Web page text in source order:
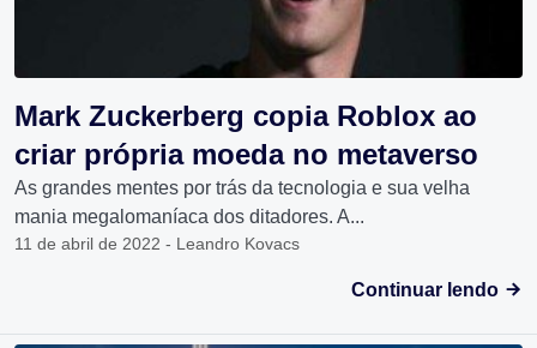
Mark Zuckerberg copia Roblox ao
criar própria moeda no metaverso
As grandes mentes por trás da tecnologia e sua velha
mania megalomaníaca dos ditadores. A...
11 de abril de 2022 - Leandro Kovacs
Continuar lendo